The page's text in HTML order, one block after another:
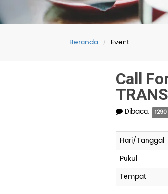
Beranda Event
Call
Dibaca: 1290
Hari/Tanggal
Pukul
Tempat